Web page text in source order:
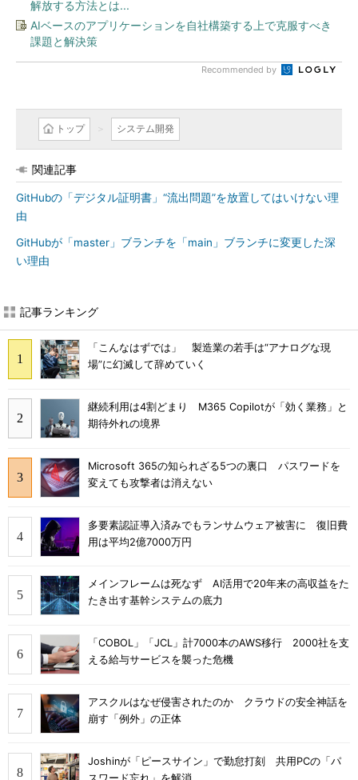
解放する方法とは...
AIベースのアプリケーションを自社構築する上で克服すべき
課題と解決策
Recommended by
トップ システム開発
関連記事
GitHubの「デジタル証明書」“流出問題”を放置してはいけない理
由
GitHubが「master」ブランチを「main」ブランチに変更した深
い理由
記事ランキング
「こんなはずでは」 製造業の若手は“アナログな現
場”に幻滅して辞めていく
継続利用は4割どまり M365 Copilotが「効く業務」と
期待外れの境界
Microsoft 365の知られざる5つの裏口 パスワードを
変えても攻撃者は消えない
多要素認証導入済みでもランサムウェア被害に 復旧費
用は平均2億7000万円
メインフレームは死なず AI活用で20年来の高収益をた
たき出す基幹システムの底力
「COBOL」「JCL」計7000本のAWS移行 2000社を支
える給与サービスを襲った危機
アスクルはなぜ侵害されたのか クラウドの安全神話を
崩す「例外」の正体
Joshinが「ピースサイン」で勤怠打刻 共用PCの「パ